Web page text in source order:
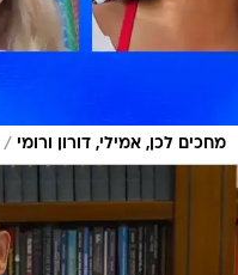
מחכים לכן, אמילי, דורון ורומי /